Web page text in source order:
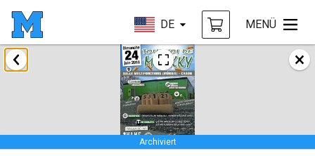
DE MENÜ
Archiviert
Januar 2018
Open des rois de Mölkky
Frankreich
Individuel du Garo